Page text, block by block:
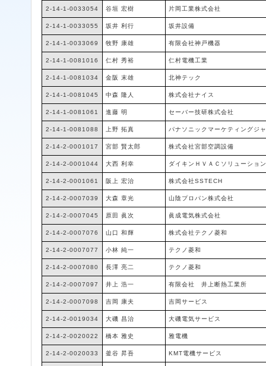
2-14-1-0033054 谷垣 宏樹 片岡工業株式会社
2-14-1-0033055 坂井 利行 坂井設備
2-14-1-0033069 牧野 康雄 有限会社神戸機器
2-14-1-0081016 仁村 秀裕 仁村電機工業
2-14-1-0081034 金阪 末雄 北神テック
2-14-1-0081045 中森 隆人 株式会社ナイス
2-14-1-0081061 進藤 明 セーバー技研株式会社
2-14-1-0081088 上野 拓真 パナソニックマーケティングジ
2-14-2-0001017 宮部 賢太郎 株式会社宮部空調設備
2-14-2-0001044 大西 利幸 ダイキンＨＶＡＣソリューショ
2-14-2-0001061 阪上 宏治 株式会社SSTECH
2-14-2-0007039 大森 章光 山陰プロパン株式会社
2-14-2-0007045 原田 眞次 眞成電気株式会社
2-14-2-0007076 山口 和輝 株式会社テクノ菱和
2-14-2-0007077 小林 純一 テクノ菱和
2-14-2-0007080 長澤 亮二 テクノ菱和
2-14-2-0007097 井上 浩一 有限会社 井上断熱工業所
2-14-2-0007098 吉岡 康夫 吉岡サービス
2-14-2-0019034 大磯 昌治 大磯電気サービス
2-14-2-0020022 橋本 雅史 雅電機
2-14-2-0020033 釜谷 昇吾 KMT電機サービス